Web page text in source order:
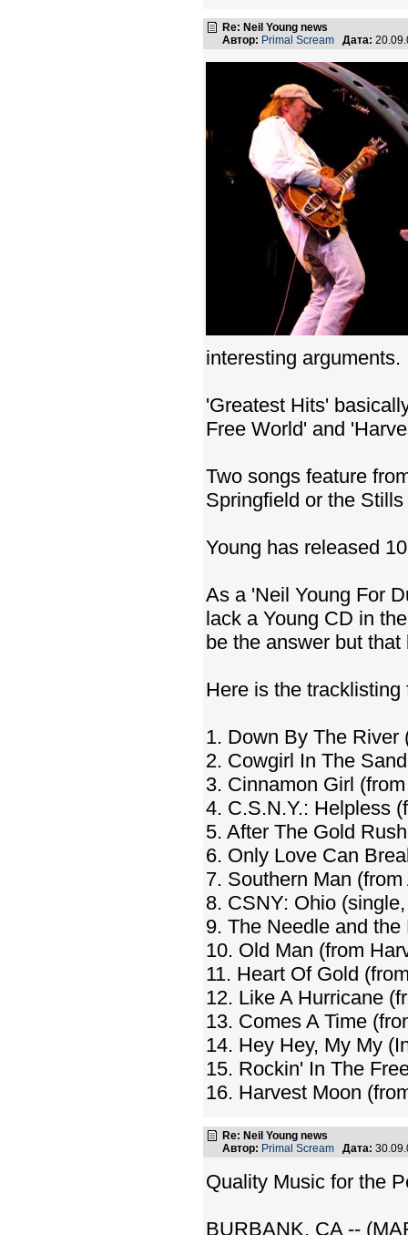
Re: Neil Young news
Автор: Primal Scream Дата:
interesting arguments.
'Greatest Hits'
Free World' and
Two songs feature
Springfield or the
Young has released
As a 'Neil Young For
lack a Young CD in
be the answer but
Here is the
1. Down By The River
2. Cowgirl In The
3. Cinnamon Girl
4. C.S.N.Y.: Helpless
5. After The Gold
6. Only Love Can
7. Southern Man
8. CSNY: Ohio
9. The Needle and
10. Old Man (from
11. Heart Of Gold
12. Like A Hurricane
13. Comes A Time
14. Hey Hey, My My
15. Rockin' In The
16. Harvest Moon
Re: Neil Young news
Автор: Primal Scream Дата:
Quality Music for the
BURBANK, CA --